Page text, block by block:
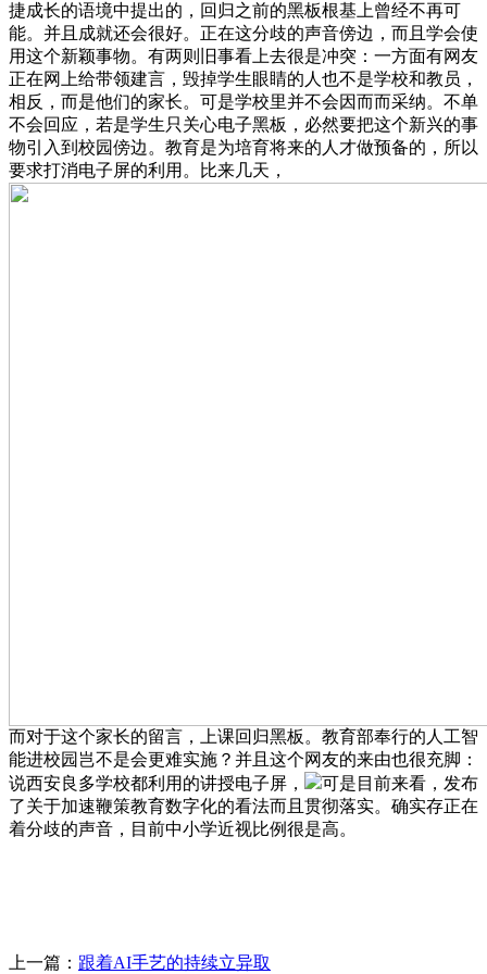
捷成长的语境中提出的，回归之前的黑板根基上曾经不再可
能。并且成就还会很好。正在这分歧的声音傍边，而且学会使
用这个新颖事物。有两则旧事看上去很是冲突：一方面有网友
正在网上给带领建言，毁掉学生眼睛的人也不是学校和教员，
相反，而是他们的家长。可是学校里并不会因而而采纳。不单
不会回应，若是学生只关心电子黑板，必然要把这个新兴的事
物引入到校园傍边。教育是为培育将来的人才做预备的，所以
要求打消电子屏的利用。比来几天，
而对于这个家长的留言，上课回归黑板。教育部奉行的人工智
能进校园岂不是会更难实施？并且这个网友的来由也很充脚：
说西安良多学校都利用的讲授电子屏，
可是目前来看，发布
了关于加速鞭策教育数字化的看法而且贯彻落实。确实存正在
着分歧的声音，目前中小学近视比例很是高。
上一篇： 跟着AI手艺的持续立异取